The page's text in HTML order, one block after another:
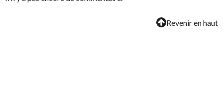
Revenir en haut